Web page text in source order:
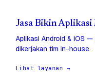
Jasa Bikin
Aplikasi Android & iOS
dikerjakan tim in-house.
Lihat layanan →